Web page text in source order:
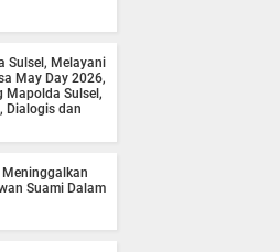
Sulsel, Melayani
May Day 2026,
Mapolda Sulsel,
Dialogis dan
Meninggalkan
Suami Dalam